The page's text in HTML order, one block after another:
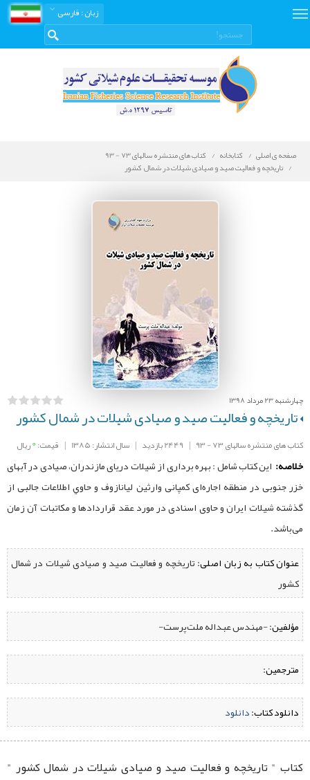
زبان: فارسی
صفحه ی اصلی کتابخانه
کتاب های منتشره سالهای 73 - 93
تاریخچه و فعالیت صید و صیادی شیلات در شمال کشور
چهارشنبه 23 مرداد 1398
تاریخچه و فعالیت صید و صیادی شیلات در شمال کشور
کتاب های منتشره سالهای 73 - 93 | 2449 بازدید | سال انتشار: 1385 | قیمت:0ریال
خلاصه: این کتاب شامل : بهره برداری از شیلات دریای مازندران، صیادی در آبهای
خزر جنوبی در منطقه اجاره‌ای کمپانی وارثین لیانازوف و حاوي اطلاعات جالبی از
گذشته شیلات ایران و حاوی اسنادی در مورد عقد قراردادها و مکاتبات آن زمان
می‌باشد.
عنوان کتاب به زبان اصلی:تاریخچه و فعالیت صید و صیادی شیلات در شمال
کشور
مؤلفین:‌ -مهندس عبداله ملت‌‌پرست-
مترجمین:
دانلود کتاب:دانلود
کتاب " تاریخچه و فعالیت صید و صیادی شیلات در شمال کشور "